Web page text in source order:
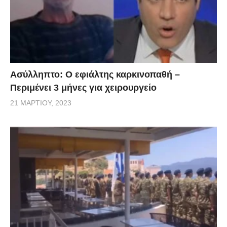
υπερμετάδοση, ενώ η εστίαση και τα καταστήματα
υγειονομικού ενδιαφέροντος θα είναι προς το τέλος.
Αν αυτό είναι σταδιακό και πόσο θα μεσολαβεί από
τη μια φάση στην άλλη, θα το δούμε και θα το
ενδεχόμενο οριζόντιου ανοίγματος. Ειδικότερα, για
ανοίξουν τα Χριστούγεννα με κανόνες και ωράριο.
Όπου υπάρχουν όρθιοι και συγχρωτισμός, μπαρ και
κέντρα διασκέδασης, είναι δύσκολο να ανοίξουν».
Ασύλληπτο: Ο εφιάλτης καρκινοπαθή –
Περιμένει 3 μήνες για χειρουργείο
21 ΜΑΡΤΊΟΥ, 2023